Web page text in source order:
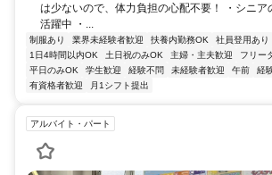
は少ないので、体力負担の心配不要！ ・シニア
活躍中 ・...
制服あり 業界未経験者歓迎 扶養内勤務OK 社員登用あり
1日4時間以内OK
土日祝のみOK 主婦・主夫歓迎 フリー
平日のみOK
学生歓迎 経験不問 未経験者歓迎 午前 経
有資格者歓迎
月1シフト提出
アルバイト・パート